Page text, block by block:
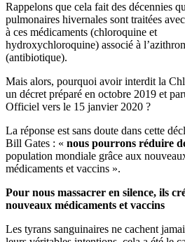
Rappelons que cela fait des décennies
pulmonaires hivernales sont traitées
à ces médicaments (chloroquine et
hydroxychloroquine) associé à
(antibiotique).
Mais alors, pourquoi avoir interdit la
un décret préparé en octobre 2019 et
Officiel vers le 15 janvier 2020 ?
La réponse est sans doute dans cette
Bill Gates : « nous pourrons réduire
population mondiale grâce aux
médicaments et vaccins ».
Pour nous massacrer en silence, ils
nouveaux médicaments et vaccins
Les tyrans sanguinaires ne cachent